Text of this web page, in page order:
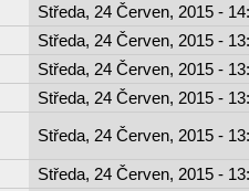
Středa, 24 Červen, 2015 -
Středa, 24 Červen, 2015 -
Středa, 24 Červen, 2015 -
Středa, 24 Červen, 2015 -
Středa, 24 Červen, 2015 -
Středa, 24 Červen, 2015 -